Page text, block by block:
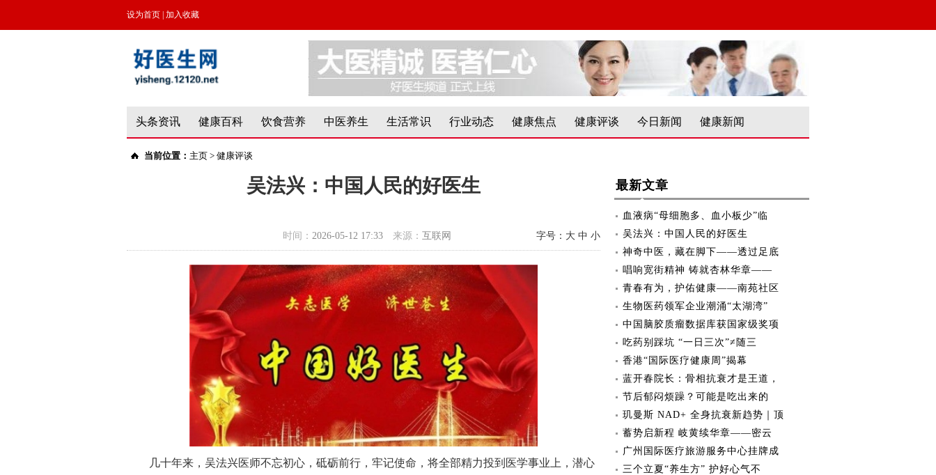
设为首页 加入收藏
头条资讯 健康百科 饮食营养 中医养生 生活常识 行业动态 健康焦点 健康评谈 今日新闻 健康新闻
当前位置： 主页 > 健康评谈
吴法兴：中国人民的好医生
时间： 2026-05-12 17:33 来源： 互联网 字号： 大 中 小
几十年来，吴法兴医师不忘初心，砥砺前行，牢记使命，将全部精力投到医学事业上，潜心
最新文章
血液病“母细胞多、血小板少”临
吴法兴：中国人民的好医生
神奇中医，藏在脚下——透过足底
唱响宽街精神 铸就杏林华章——
青春有为，护佑健康——南苑社区
生物医药领军企业潮涌“太湖湾”
中国脑胶质瘤数据库获国家级奖项
吃药别踩坑 “一日三次”≠随三
香港“国际医疗健康周”揭幕
蓝开春院长：骨相抗衰才是王道，
节后郁闷烦躁？可能是吃出来的
玑曼斯 NAD+ 全身抗衰新趋势｜顶
蓄势启新程 岐黄续华章——密云
广州国际医疗旅游服务中心挂牌成
三个立夏“养生方” 护好心气不